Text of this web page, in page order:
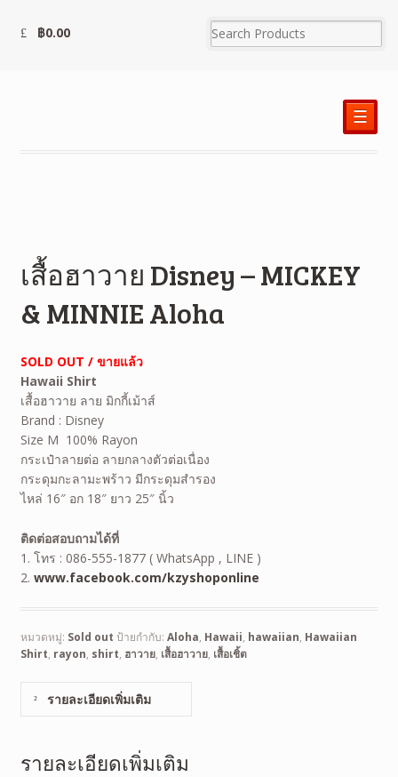
฿0.00
☰
เสื้อฮาวาย Disney – MICKEY
& MINNIE Aloha
SOLD OUT / ขายแล้ว
Hawaii Shirt
เสื้อฮาวาย ลาย มิกกี้เม้าส์
Brand : Disney
Size M 100% Rayon
กระเป๋าลายต่อ ลายกลางตัวต่อเนื่อง
กระดุมกะลามะพร้าว มีกระดุมสำรอง
ไหล่ 16″ อก 18″ ยาว 25″ นิ้ว
ติดต่อสอบถามได้ที่
1. โทร : 086-555-1877 ( WhatsApp , LINE )
2. www.facebook.com/kzyshoponline
หมวดหมู่: Sold out ป้ายกำกับ: Aloha, Hawaii, hawaiian, Hawaiian
Shirt, rayon, shirt, ฮาวาย, เสื้อฮาวาย, เสื้อเชิ้ต
รายละเอียดเพิ่มเติม
รายละเอียดเพิ่มเติม